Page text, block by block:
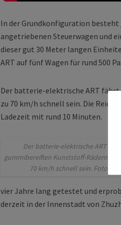
In der Grundkonfiguration besteht
angetriebenen Steuerwagen und
dieser gut 30 Meter langen
ART auf fünf Wagen für rund 500
Der batterie-elektrische ART
zu 70 km/h schnell sein. Die
Ladezeit mit rund 10 Minuten.
Der batterie-elektrische ART fährt
gummibereiften Kunststoff-Rädern
70 km/h schnell sein. Foto:
vier Jahre lang getestet und
derzeit in der Innenstadt von